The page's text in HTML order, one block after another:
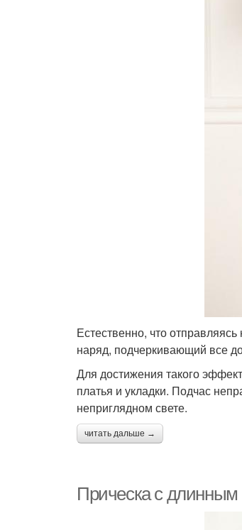
Естественно, что
наряд, подчеркивающий все
Для достижения такого
платья и укладки. Подчас
неприглядном свете.
читать дальше →
Прическа с длинным